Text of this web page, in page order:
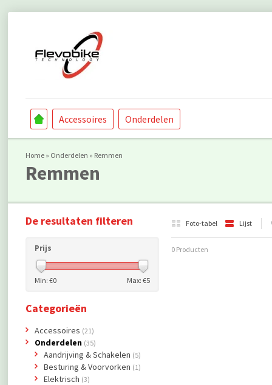
Accessoires Onderdelen
Home » Onderdelen » Remmen
Remmen
Foto-tabel Lijst
0 Producten
De resultaten filteren
Prijs
Min: €0 Max: €5
Categorieën
Accessoires (21)
Onderdelen (35)
Aandrijving & Schakelen (5)
Besturing & Voorvorken (1)
Elektrisch (3)